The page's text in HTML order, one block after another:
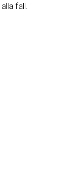
fall.